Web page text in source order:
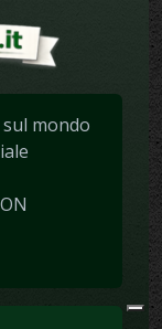
mondo